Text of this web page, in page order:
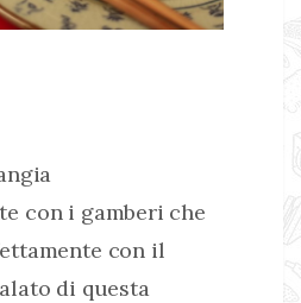
con i gamberi che
con il
di questa